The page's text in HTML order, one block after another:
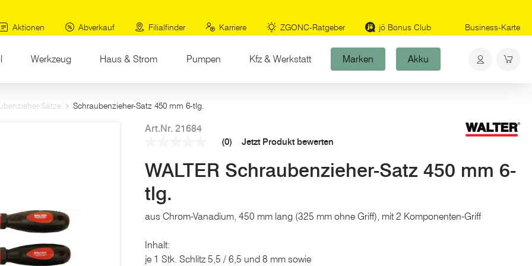
Aktionen
Abverkauf Filialfinder Karriere ZGONC-Ratgeber jö Bonus Club Business-Karte
Werkzeug Haus & Strom Pumpen Kfz & Werkstatt Marken Akku
Sätze Schraubenzieher-Satz 450 mm 6-tlg.
Art.Nr. 21684
Link
auf
derselben
Seite.
(0) Jetzt Produkt bewerten
WALTER Schraubenzieher-Satz 450 mm 6-
tlg.
aus Chrom-Vanadium, 450 mm lang (325 mm ohne Griff), mit 2 Komponenten-Griff
Inhalt:
je 1 Stk. Schlitz 5,5 / 6,5 und 8 mm sowie